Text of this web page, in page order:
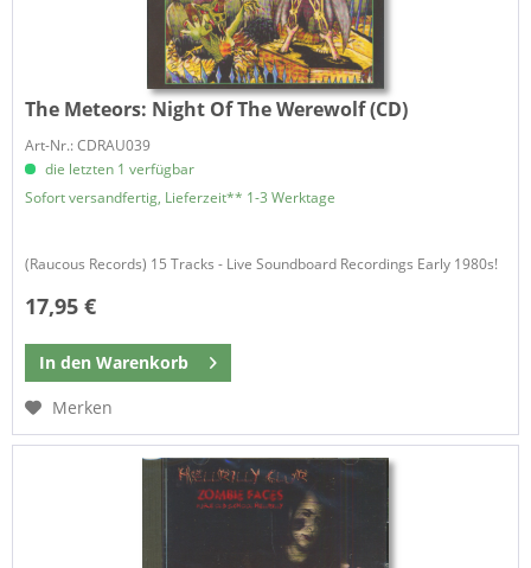
The Meteors: Night Of The Werewolf (CD)
Art-Nr.: CDRAU039
die letzten 1 verfügbar
Sofort versandfertig, Lieferzeit** 1-3 Werktage
(Raucous Records) 15 Tracks - Live Soundboard Recordings Early 1980s!
17,95 €
In den Warenkorb
Merken